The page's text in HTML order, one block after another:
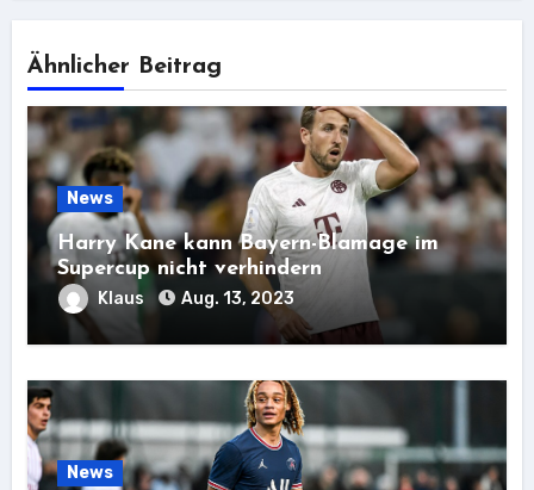
Ähnlicher Beitrag
News
Harry Kane kann Bayern-Blamage im
Supercup nicht verhindern
Klaus Aug. 13, 2023
News